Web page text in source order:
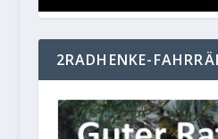
2RADHENKE-